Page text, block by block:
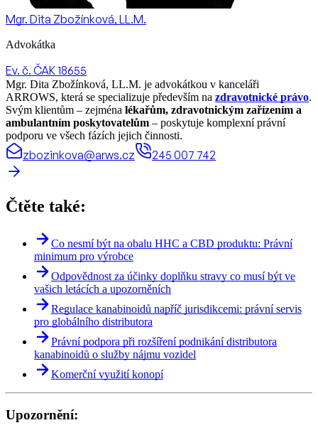
Mgr. Dita Zbožínková, LL.M.
Advokátka
Ev. č. ČAK 18655
Mgr. Dita Zbožínková, LL.M. je advokátkou v kanceláři
ARROWS, která se specializuje především na zdravotnické právo.
Svým klientům – zejména lékařům, zdravotnickým zařízením a
ambulantním poskytovatelům – poskytuje komplexní právní
podporu ve všech fázích jejich činnosti.
zbozinkova@arws.cz 245 007 742
Čtěte také:
Co nesmí být na obalu HHC a CBD produktu: Právní
minimum pro výrobce
Odpovědnost za účinky doplňku stravy co musí být ve
vašich letácích a upozorněních
Regulace kanabinoidů napříč jurisdikcemi: právní servis
pro globálního distributora
Právní podpora při rozšíření podnikání distributora
kanabinoidů o služby nájmu vozidel
Komerční využití konopí
Upozornění: